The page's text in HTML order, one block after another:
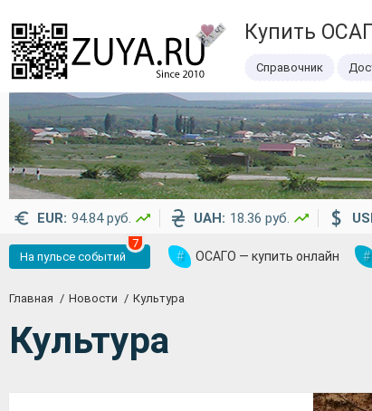
Купить
Справочник
EUR: 94.84 руб. UAH: 18.36 руб.
На пульсе событий
7
# ОСАГО — купить онлайн #
Главная Новости Культура
Культура